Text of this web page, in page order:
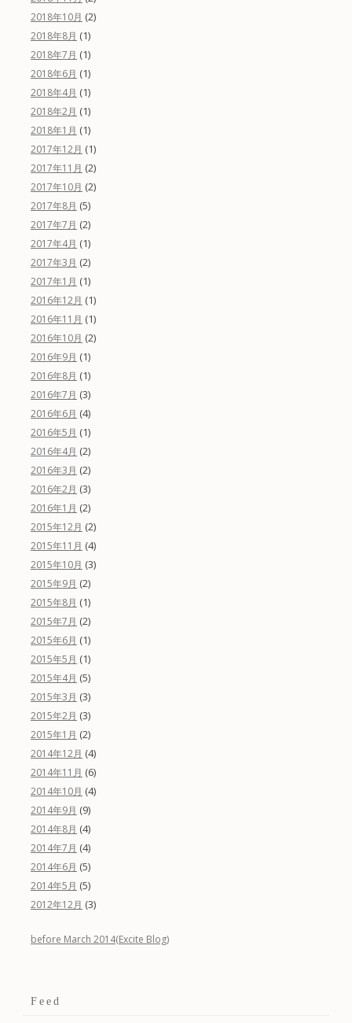
2018年10月 (2)
2018年8月 (1)
2018年7月 (1)
2018年6月 (1)
2018年4月 (1)
2018年2月 (1)
2018年1月 (1)
2017年12月 (1)
2017年11月 (2)
2017年10月 (2)
2017年8月 (5)
2017年7月 (2)
2017年4月 (1)
2017年3月 (2)
2017年1月 (1)
2016年12月 (1)
2016年11月 (1)
2016年10月 (2)
2016年9月 (1)
2016年8月 (1)
2016年7月 (3)
2016年6月 (4)
2016年5月 (1)
2016年4月 (2)
2016年3月 (2)
2016年2月 (3)
2016年1月 (2)
2015年12月 (2)
2015年11月 (4)
2015年10月 (3)
2015年9月 (2)
2015年8月 (1)
2015年7月 (2)
2015年6月 (1)
2015年5月 (1)
2015年4月 (5)
2015年3月 (3)
2015年2月 (3)
2015年1月 (2)
2014年12月 (4)
2014年11月 (6)
2014年10月 (4)
2014年9月 (9)
2014年8月 (4)
2014年7月 (4)
2014年6月 (5)
2014年5月 (5)
2012年12月 (3)
before March 2014(Excite Blog)
Feed